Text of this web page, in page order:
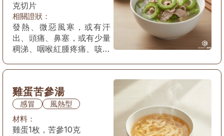
克切片
相關證狀：
發熱、微惡風寒，或有汗
出、頭痛、鼻塞，或有少量
稠涕、咽喉紅腫疼痛、咳嗽
雞蛋苦參湯
感冒
風熱型
材料：
雞蛋1枚，苦參10克